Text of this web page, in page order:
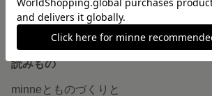
minne LAB
販売支援企画・イベント
読みもの
minneとものづくりと